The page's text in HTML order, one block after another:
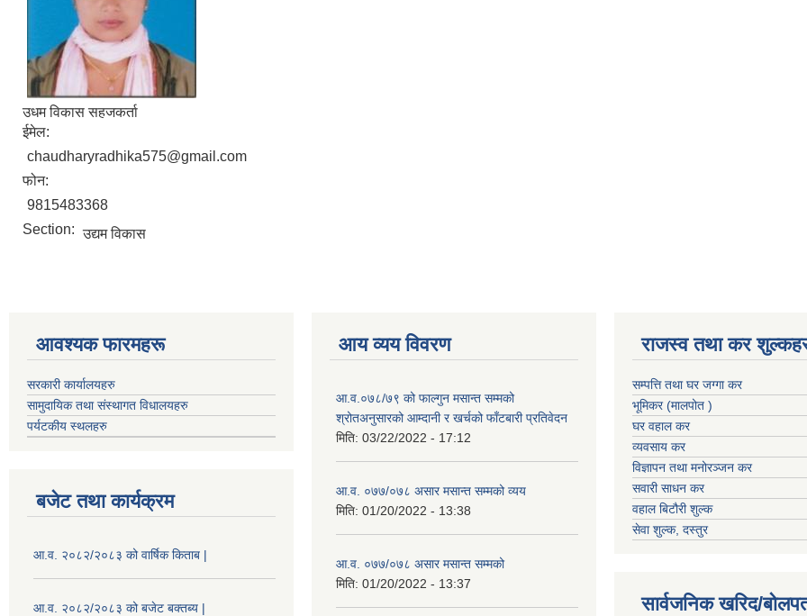
उधम विकास सहजकर्ता
ईमेल:
chaudharyradhika575@gmail.com
फोन:
9815483368
Section: उद्यम विकास
आवश्यक फारमहरू
सरकारी कार्यालयहरु
सामुदायिक तथा संस्थागत विधालयहरु
पर्यटकीय स्थलहरु
बजेट तथा कार्यक्रम
आ.व. २०८२/२०८३ को वार्षिक किताब |
आ.व. २०८२/२०८३ को बजेट बक्तब्य |
आय व्यय विवरण
आ.व.०७८/७९ को फाल्गुन मसान्त सम्मको
श्रोतअनुसारको आम्दानी र खर्चको फाँटबारी प्रतिवेदन
मिति: 03/22/2022 - 17:12
आ.व. ०७७/०७८ असार मसान्त सम्मको व्यय
मिति: 01/20/2022 - 13:38
आ.व. ०७७/०७८ असार मसान्त सम्मको
मिति: 01/20/2022 - 13:37
राजस्व तथा कर
सम्पत्ति तथा घर जग्गा कर
भूमिकर (मालपोत )
घर वहाल कर
व्यवसाय कर
विज्ञापन तथा मनोरञ्जन कर
सवारी साधन कर
वहाल बिटौरी शुल्क
सेवा शुल्क, दस्तुर
सार्वजनिक खरिद/